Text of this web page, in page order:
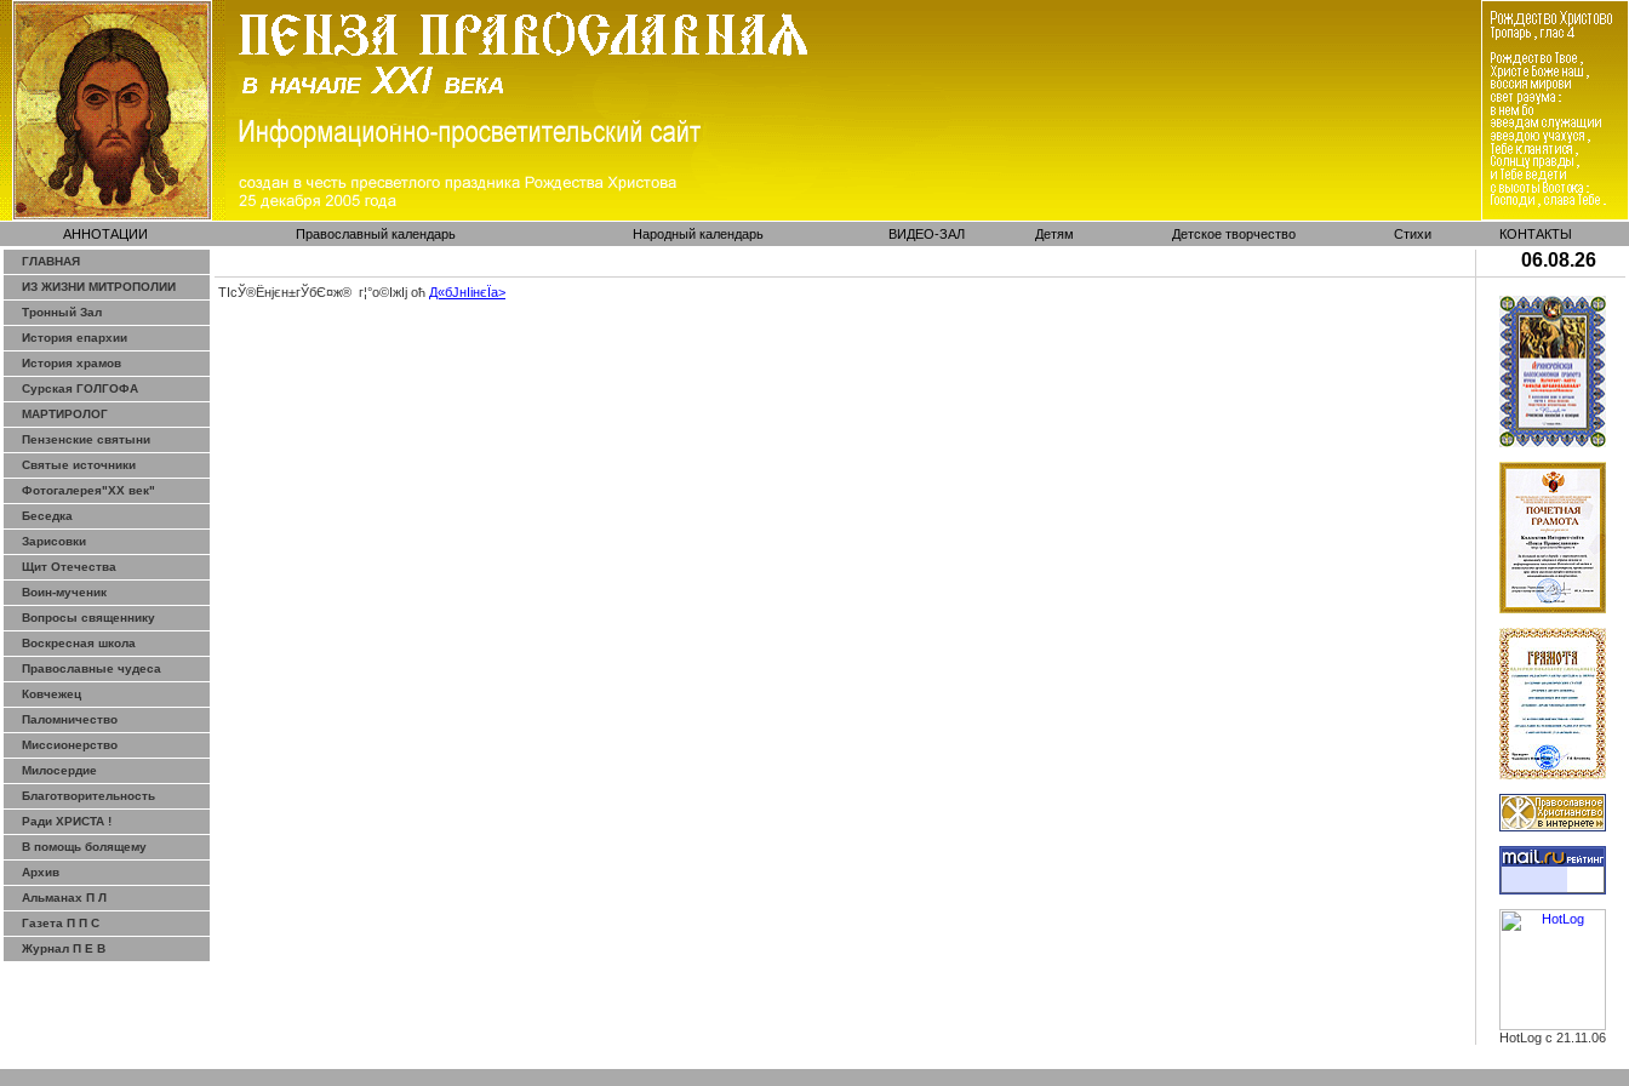
АННОТАЦИИ Православный календарь Народный календарь ВИДЕО-ЗАЛ Детям Детское творчество Стихи КОНТАКТЫ
ГЛАВНАЯ
ИЗ ЖИЗНИ МИТРОПОЛИИ
Тронный Зал
История епархии
История храмов
Сурская ГОЛГОФА
МАРТИРОЛОГ
Пензенские святыни
Святые источники
Фотогалерея"ХХ век"
Беседка
Зарисовки
Щит Отечества
Воин-мученик
Вопросы священнику
Воскресная школа
Православные чудеса
Ковчежец
Паломничество
Миссионерство
Милосердие
Благотворительность
Ради ХРИСТА !
В помощь болящему
Архив
Альманах П Л
Газета П П С
Журнал П Е В
06.08.26
ТІсЎ®Ёнјєн±­гЎ­бЄ¤ж® г¦°о©ІжІј оћ Д«бЈ­нІінєЇa>
HotLog с 21.11.06